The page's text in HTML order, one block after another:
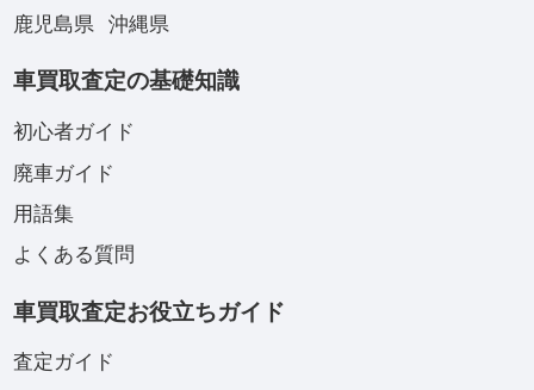
鹿児島県
沖縄県
車買取査定の基礎知識
初心者ガイド
廃車ガイド
用語集
よくある質問
車買取査定お役立ちガイド
査定ガイド